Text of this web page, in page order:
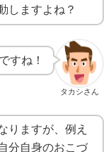
しますよね？
タカシさん
すね！
りますが、例え
分自身のおこづ